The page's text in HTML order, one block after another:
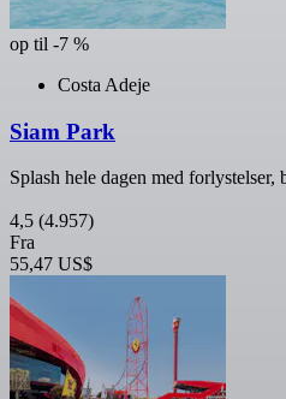
op til -7 %
Costa Adeje
Siam Park
Splash hele dagen med forlystelser,
4,5 (4.957)
Fra
55,47 US$